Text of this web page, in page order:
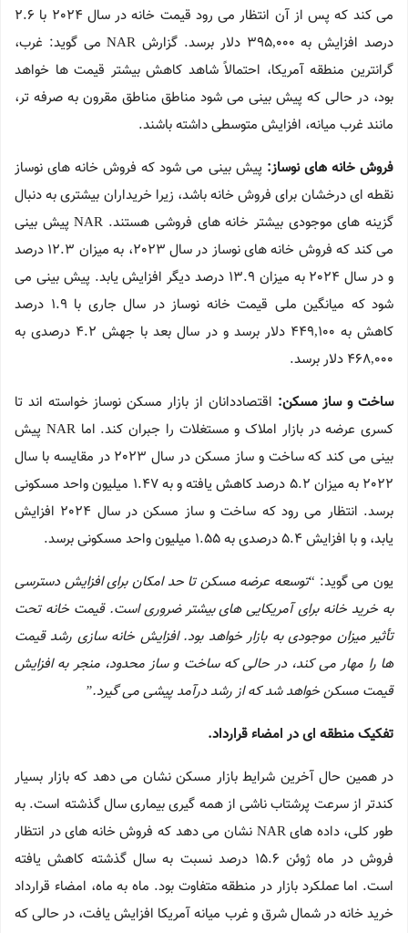
می کند که پس از آن انتظار می رود قیمت خانه در سال 2024 با 2.6
درصد افزایش به 395,000 دلار برسد. گزارش NAR می گوید: غرب،
گرانترین منطقه آمریکا، احتمالاً شاهد کاهش بیشتر قیمت ها خواهد
بود، در حالی که پیش بینی می شود مناطق مناطق مقرون به صرفه تر،
مانند غرب میانه، افزایش متوسطی داشته باشند.
فروش خانه های نوساز: پیش بینی می شود که فروش خانه های نوساز
نقطه ای درخشان برای فروش خانه باشد، زیرا خریداران بیشتری به دنبال
گزینه های موجودی بیشتر خانه های فروشی هستند. NAR پیش بینی
می کند که فروش خانه های نوساز در سال 2023، به میزان 12.3 درصد
و در سال 2024 به میزان 13.9 درصد دیگر افزایش یابد. پیش بینی می
شود که میانگین ملی قیمت خانه نوساز در سال جاری با 1.9 درصد
کاهش به 449,100 دلار برسد و در سال بعد با جهش 4.2 درصدی به
468,000 دلار برسد.
ساخت و ساز مسکن: اقتصاددانان از بازار مسکن نوساز خواسته اند تا
کسری عرضه در بازار املاک و مستغلات را جبران کند. اما NAR پیش
بینی می کند که ساخت و ساز مسکن در سال 2023 در مقایسه با سال
2022 به میزان 5.2 درصد کاهش یافته و به 1.47 میلیون واحد مسکونی
برسد. انتظار می رود که ساخت و ساز مسکن در سال 2024 افزایش
یابد، و با افزایش 5.4 درصدی به 1.55 میلیون واحد مسکونی برسد.
یون می گوید: “توسعه عرضه مسکن تا حد امکان برای افزایش دسترسی
به خرید خانه برای آمریکایی های بیشتر ضروری است. قیمت خانه تحت
تأثیر میزان موجودی به بازار خواهد بود. افزایش خانه سازی رشد قیمت
ها را مهار می کند، در حالی که ساخت و ساز محدود، منجر به افزایش
قیمت مسکن خواهد شد که از رشد درآمد پیشی می گیرد.”
تفکیک منطقه ای در امضاء قرارداد.
در همین حال آخرین شرایط بازار مسکن نشان می دهد که بازار بسیار
کندتر از سرعت پرشتاب ناشی از همه گیری بیماری سال گذشته است. به
طور کلی، داده های NAR نشان می دهد که فروش خانه های در انتظار
فروش در ماه ژوئن 15.6 درصد نسبت به سال گذشته کاهش یافته
است. اما عملکرد بازار در منطقه متفاوت بود. ماه به ماه، امضاء قرارداد
خرید خانه در شمال شرق و غرب میانه آمریکا افزایش یافت، در حالی که